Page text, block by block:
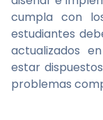
cumpla con
estudiantes
actualizados
estar
problemas